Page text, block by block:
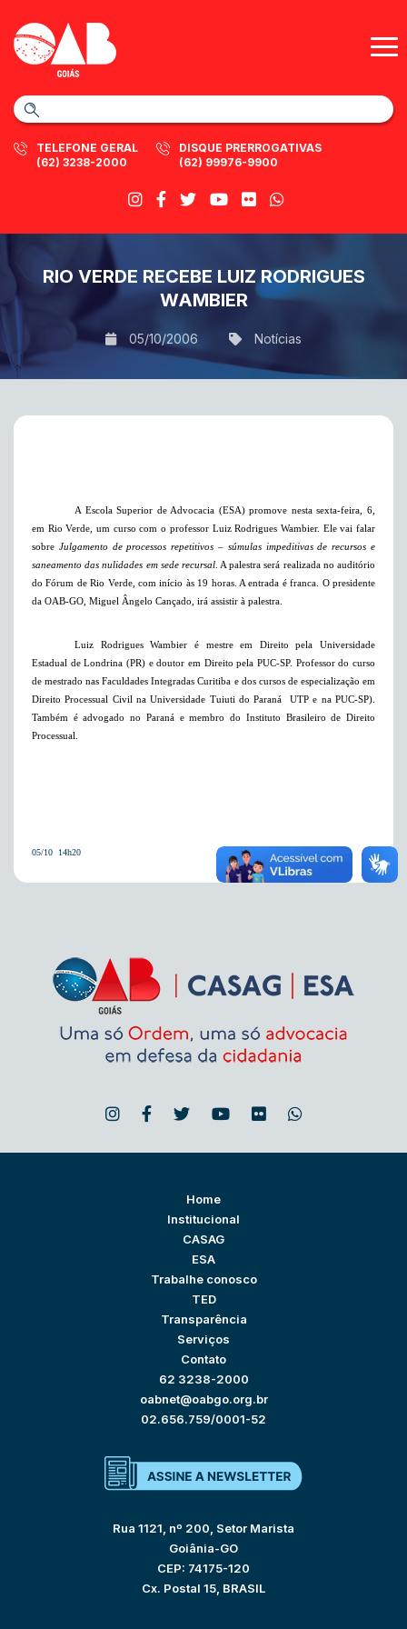
TELEFONE GERAL
(62) 3238-2000
DISQUE PRERROGATIVAS
(62) 99976-9900
RIO VERDE RECEBE LUIZ RODRIGUES
WAMBIER
05/10/2006 Notícias
A Escola Superior de Advocacia (ESA) promove nesta sexta-feira, 6,
em Rio Verde , um curso com o professor Luiz Rodrigues Wambier. Ele vai falar
sobre Julgamento de processos repetitivos – súmulas impeditivas de recursos e
saneamento das nulidades em sede recursal. A palestra será realizada no auditório
do Fórum de Rio Verde, com início às 19 horas. A entrada é franca. O presidente
da OAB-GO, Miguel Ângelo Cançado, irá assistir à palestra.
Luiz Rodrigues Wambier é mestre em Direito pela Universidade
Estadual de Londrina (PR) e doutor em Direito pela PUC-SP. Professor do curso
de mestrado nas Faculdades Integradas Curitiba e dos cursos de especialização em
Direito Processual Civil na Universidade Tuiuti do Paraná  UTP e na PUC-SP).
Também é advogado no Paraná e membro do Instituto Brasileiro de Direito
Processual.
05/10  14h20
Home
Institucional
CASAG
ESA
Trabalhe conosco
TED
Transparência
Serviços
Contato
62 3238-2000
oabnet@oabgo.org.br
02.656.759/0001-52
Rua 1121, nº 200, Setor Marista
Goiânia-GO
CEP: 74175-120
Cx. Postal 15, BRASIL